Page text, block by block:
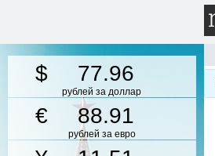
77.96
рублей за доллар
88.91
рублей за евро